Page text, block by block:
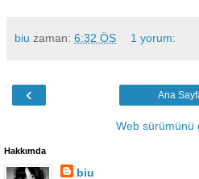
biu zaman: 6:32 ÖS 1 yorum:
‹ Ana
Web sürümünü
Hakkımda
biu